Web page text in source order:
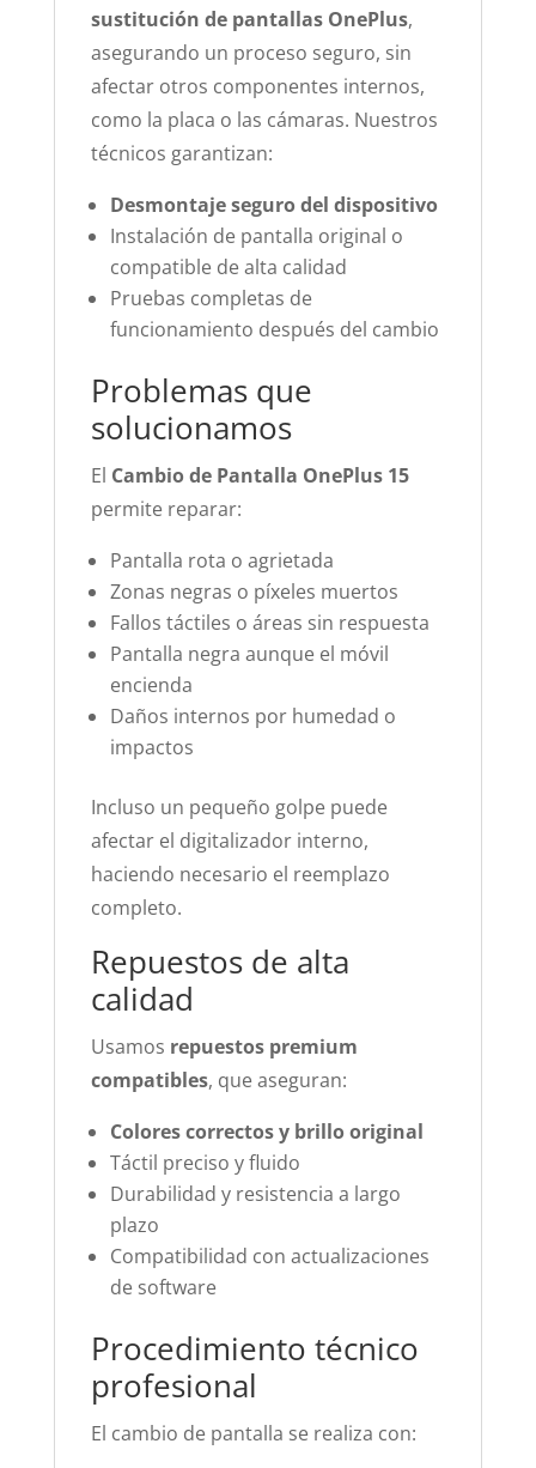
sustitución de pantallas OnePlus,
asegurando un proceso seguro, sin
afectar otros componentes internos,
como la placa o las cámaras. Nuestros
técnicos garantizan:
Desmontaje seguro del dispositivo
Instalación de pantalla original o
compatible de alta calidad
Pruebas completas de
funcionamiento después del cambio
Problemas que
solucionamos
El Cambio de Pantalla OnePlus 15
permite reparar:
Pantalla rota o agrietada
Zonas negras o píxeles muertos
Fallos táctiles o áreas sin respuesta
Pantalla negra aunque el móvil
encienda
Daños internos por humedad o
impactos
Incluso un pequeño golpe puede
afectar el digitalizador interno,
haciendo necesario el reemplazo
completo.
Repuestos de alta
calidad
Usamos repuestos premium
compatibles, que aseguran:
Colores correctos y brillo original
Táctil preciso y fluido
Durabilidad y resistencia a largo
plazo
Compatibilidad con actualizaciones
de software
Procedimiento técnico
profesional
El cambio de pantalla se realiza con: